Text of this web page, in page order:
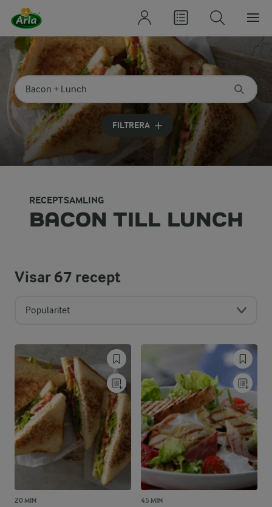
Sök på kategori eller ingrediens
Skriv in sökord för att få förslag
FILTRERA
RECEPTSAMLING
BACON TILL LUNCH
Visar67 recept
Popularitet
20 MIN 45 MIN